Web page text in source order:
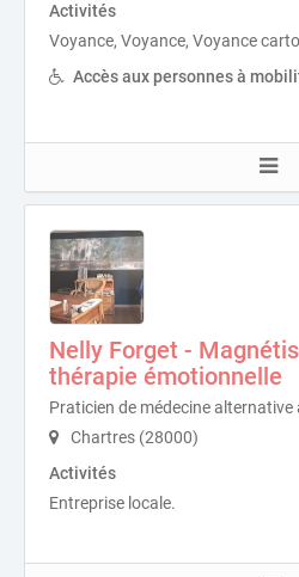
Activités
Voyance, Voyance, Voyance
Accès aux personnes à
Nelly Forget -
thérapie émotionnelle
Praticien de médecine alternative
Chartres (28000)
Activités
Entreprise locale.